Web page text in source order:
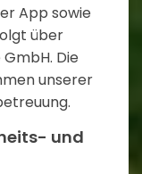
App sowie
über
Die
unserer
und